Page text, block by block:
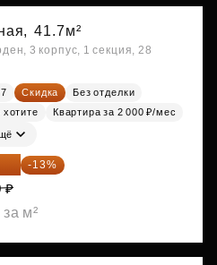
41.7м²
3 корпус, 1 секция, 28
Скидка
Без отделки
хотите
Квартира за 2 000 ₽/мес
₽ -13%
₽
м²